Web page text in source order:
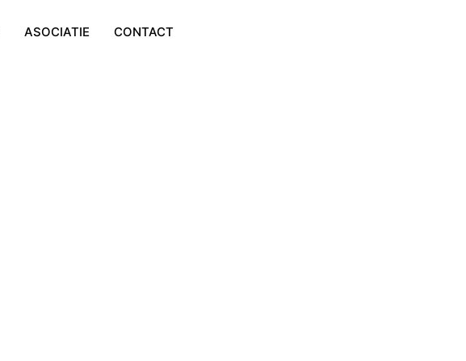
ASOCIATIE CONTACT